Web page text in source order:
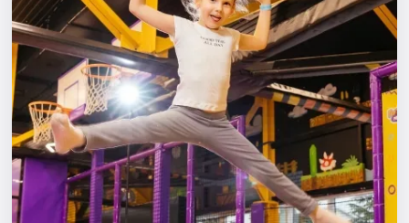
Спорт
События
Города
Площадки
Артисты